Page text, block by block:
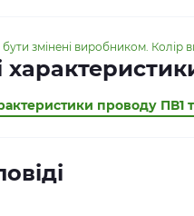
змінені виробником. Колір
проводу ПВ1